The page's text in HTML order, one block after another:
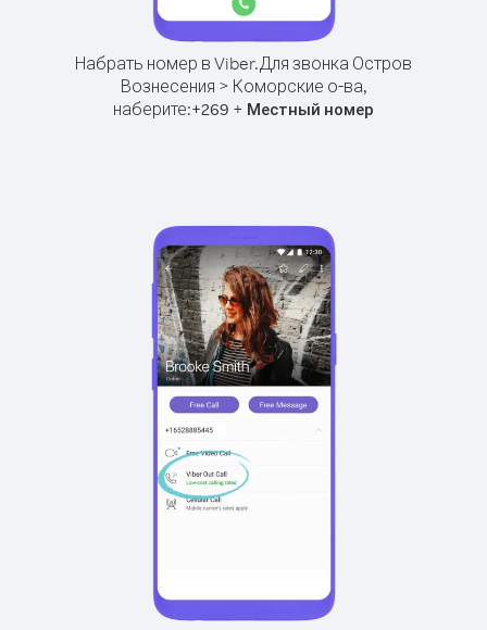
Набрать номер в Viber.Для звонка Остров
Вознесения > Коморские о-ва,
наберите:+269 + Местный номер